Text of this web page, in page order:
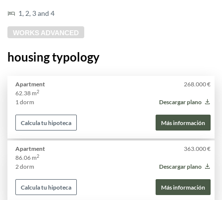
1, 2, 3 and 4
WORKS ADVANCED
housing typology
Apartment
268.000 €
62.38 m2
1 dorm Descargar plano
Calcula tu hipoteca Más información
Apartment
363.000 €
86.06 m2
2 dorm Descargar plano
Calcula tu hipoteca Más información